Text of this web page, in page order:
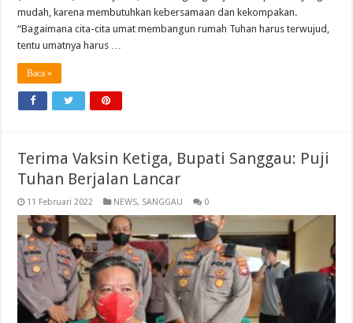
mudah, karena membutuhkan kebersamaan dan kekompakan.
“Bagaimana cita-cita umat membangun rumah Tuhan harus terwujud,
tentu umatnya harus …
Baca »
Terima Vaksin Ketiga, Bupati Sanggau: Puji
Tuhan Berjalan Lancar
11 Februari 2022 NEWS, SANGGAU 0